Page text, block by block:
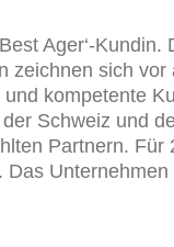
Ager‘-
zeichnen sich
kompetente
Schweiz und
Partnern. Für